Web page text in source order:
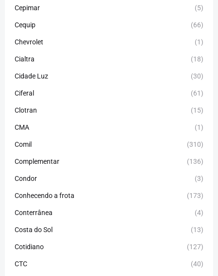
Cepimar (5)
Cequip (66)
Chevrolet (1)
Cialtra (18)
Cidade Luz (30)
Ciferal (61)
Clotran (15)
CMA (1)
Comil (310)
Complementar (136)
Condor (3)
Conhecendo a frota (173)
Conterrânea (4)
Costa do Sol (13)
Cotidiano (127)
CTC (40)